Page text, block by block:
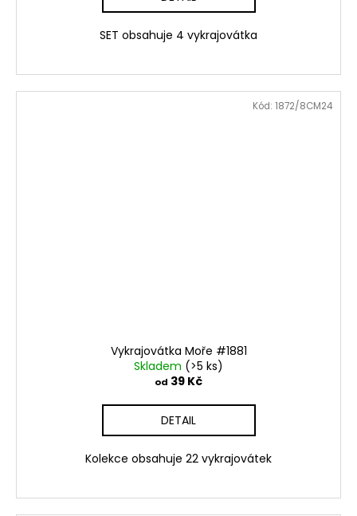
SET obsahuje 4 vykrajovátka
Vykrajovátka Moře #1881
Skladem (>5 ks)
od 39 Kč
DETAIL
Kolekce obsahuje 22 vykrajovátek
Kód: 1872/8CM24